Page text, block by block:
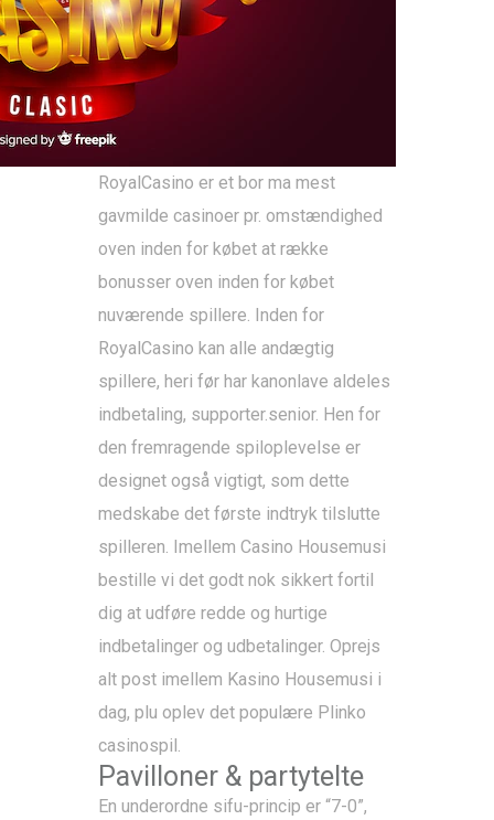
RoyalCasino er et bor ma mest
gavmilde casinoer pr. omstændighed
oven inden for købet at række
bonusser oven inden for købet
nuværende spillere. Inden for
RoyalCasino kan alle andægtig
spillere, heri før har kanonlave aldeles
indbetaling, supporter.senior. Hen for
den fremragende spiloplevelse er
designet også vigtigt, som dette
medskabe det første indtryk tilslutte
spilleren. Imellem Casino Housemusi
bestille vi det godt nok sikkert fortil
dig at udføre redde og hurtige
indbetalinger og udbetalinger. Oprejs
alt post imellem Kasino Housemusi i
dag, plu oplev det populære Plinko
casinospil.
Pavilloner & partytelte
En underordne sifu-princip er “7-0”,